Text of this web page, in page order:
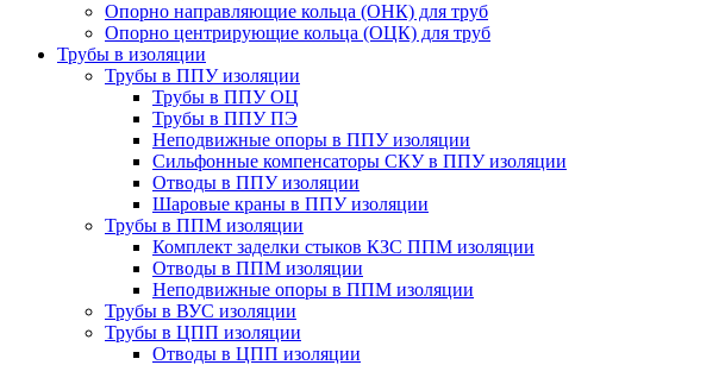
Опорно направляющие кольца (ОНК) для труб
Опорно центрирующие кольца (ОЦК) для труб
Трубы в изоляции
Трубы в ППУ изоляции
Трубы в ППУ ОЦ
Трубы в ППУ ПЭ
Неподвижные опоры в ППУ изоляции
Сильфонные компенсаторы СКУ в ППУ изоляции
Отводы в ППУ изоляции
Шаровые краны в ППУ изоляции
Трубы в ППМ изоляции
Комплект заделки стыков КЗС ППМ изоляции
Отводы в ППМ изоляции
Неподвижные опоры в ППМ изоляции
Трубы в ВУС изоляции
Трубы в ЦПП изоляции
Отводы в ЦПП изоляции